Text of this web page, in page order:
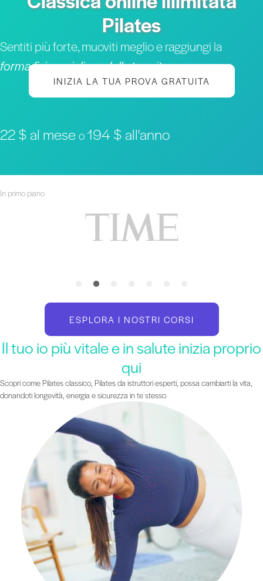
Pilates
Sentiti più forte, muoviti meglio e raggiungi la
forma fisica migliore della tua vita
INIZIA LA TUA PROVA GRATUITA
22 $ al meseo194 $ all'anno
In primo piano
ESPLORA I NOSTRI CORSI
Il tuo io più vitale e in salute inizia proprio
qui
Scopri come Pilates classico, Pilates da istruttori esperti, possa cambiarti la vita,
donandoti longevità, energia e sicurezza in te stesso